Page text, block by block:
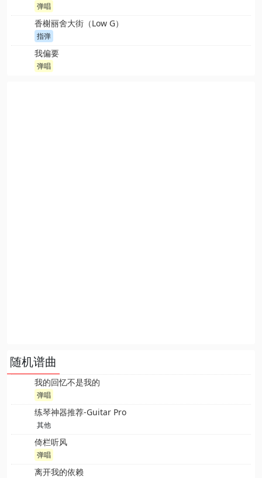
弹唱
香榭丽舍大街（Low G）
指弹
我偏要
弹唱
随机谱曲
我的回忆不是我的
弹唱
练琴神器推荐-Guitar Pro
其他
倚栏听风
弹唱
离开我的依赖